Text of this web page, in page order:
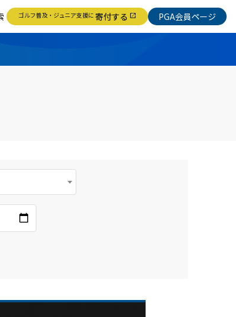
ゴルフ普及・ジュニア支援に 寄付する open_in_new PGA会員ページ